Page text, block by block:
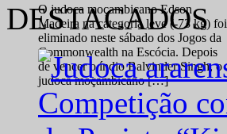
O judoca moçambicano Edson
Madeira na categoria leve (-73 kg) foi
eliminado neste sábado dos Jogos da
Commonwealth na Escócia. Depois
de vencer o índio Balvinder Singh, o
judoca moçambicano […]
DESTACADOS